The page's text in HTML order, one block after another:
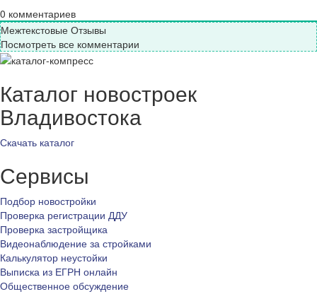
0 комментариев
Межтекстовые Отзывы
Посмотреть все комментарии
Каталог новостроек
Владивостока
Скачать каталог
Сервисы
Подбор новостройки
Проверка регистрации ДДУ
Проверка застройщика
Видеонаблюдение за стройками
Калькулятор неустойки
Выписка из ЕГРН онлайн
Общественное обсуждение